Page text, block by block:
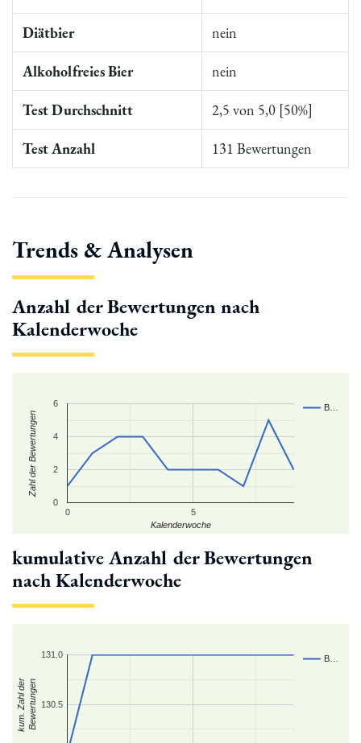
Diätbier nein
Alkoholfreies Bier nein
Test Durchschnitt 2,5 von 5,0 [50%]
Test Anzahl 131 Bewertungen
Trends & Analysen
Anzahl der Bewertungen nach
Kalenderwoche
B…
0 5
0
2
4
6
Kalenderwoche
Zahl der Bewertungen
kumulative Anzahl der Bewertungen
nach Kalenderwoche
B…
130.5
131.0
kum. Zahl derBewertungen